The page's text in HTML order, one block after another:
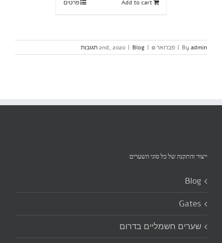
Add to cart פרטים
By admin
| פברואר 2nd, 2020 | Blog | 0 תגובות
ייצור והתקנה של כל סוגי השערים‏
Blog
Gates
שערים חשמליים בדרום